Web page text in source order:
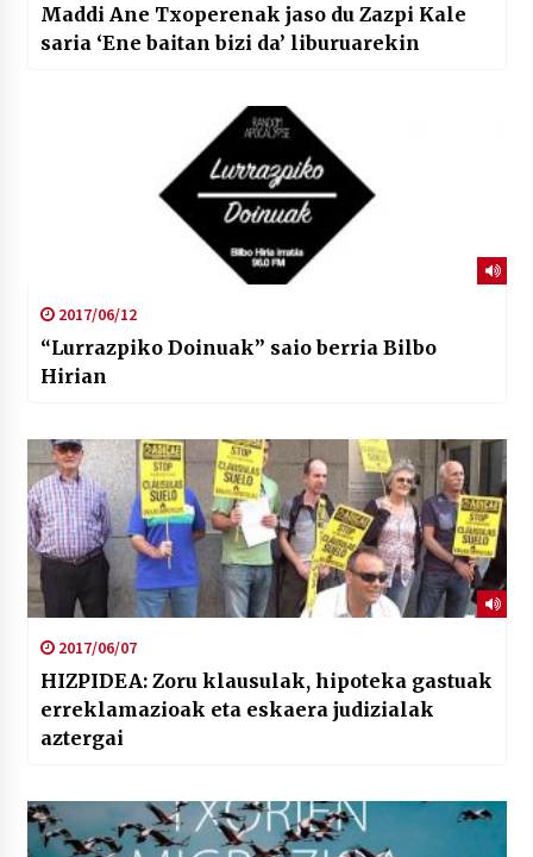
Maddi Ane Txoperenak jaso du Zazpi Kale
saria ‘Ene baitan bizi da’ liburuarekin
2017/06/12
“Lurrazpiko Doinuak” saio berria Bilbo
Hirian
2017/06/07
HIZPIDEA: Zoru klausulak, hipoteka gastuak
erreklamazioak eta eskaera judizialak
aztergai